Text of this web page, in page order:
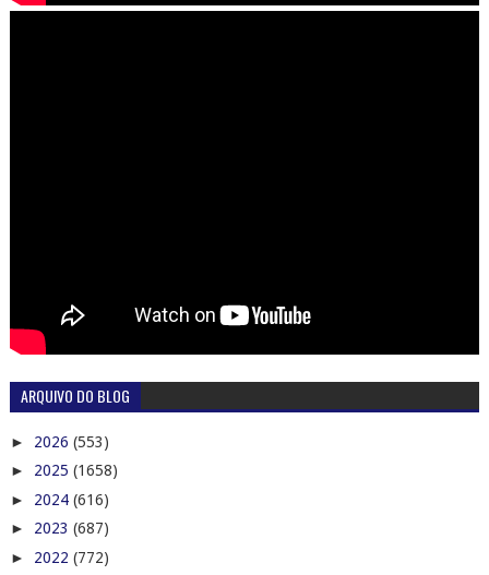
ARQUIVO DO BLOG
► 2026 (553)
► 2025 (1658)
► 2024 (616)
► 2023 (687)
► 2022 (772)